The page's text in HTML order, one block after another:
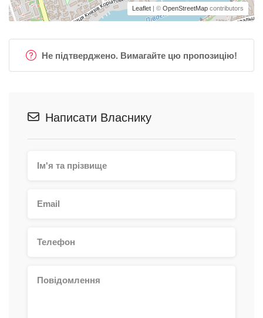
Leaflet | © OpenStreetMap contributors
Не підтверджено. Вимагайте цю пропозицію!
Написати Власнику